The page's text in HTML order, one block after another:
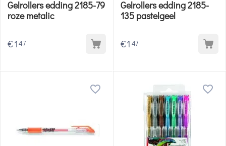
Gelrollers edding 2185-79
roze metalic
€147
Gelrollers edding 2185-
135 pastelgeel
€1 47